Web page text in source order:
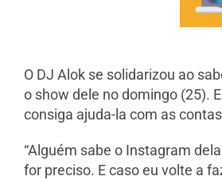
O DJ Alok se solidarizou ao
o show dele no domingo (25).
consiga ajuda-la com as
“Alguém sabe o Instagram
for preciso. E caso eu volte a